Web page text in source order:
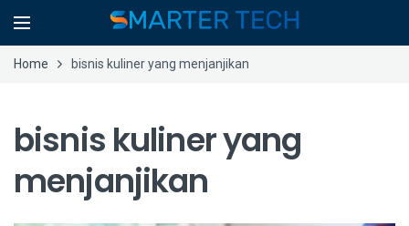
Home bisnis kuliner yang menjanjikan
bisnis kuliner yang
menjanjikan